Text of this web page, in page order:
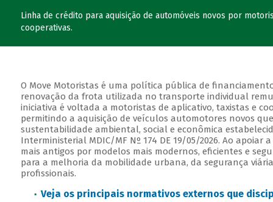
Linha de crédito para aquisição de automóveis novos por
cooperativas.
O Move Motoristas é uma política pública de
renovação da frota utilizada no transporte individual
iniciativa é voltada a motoristas de aplicativo, taxistas e
permitindo a aquisição de veículos automotores novos
sustentabilidade ambiental, social e econômica
Interministerial MDIC/MF Nº 174 DE 19/05/2026. Ao apoiar
mais antigos por modelos mais modernos, eficientes e
para a melhoria da mobilidade urbana, da segurança
profissionais.
Veja os principais normativos externos que